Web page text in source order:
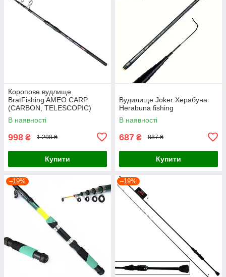
Коропове вудлище
BratFishing AMEO CARP
(CARBON, TELESCOPIC)
3.00 m / 120-220 g.
В наявності
998 ₴ 1 298 ₴
Купити
Вудилище Joker Херабуна
Herabuna fishing
В наявності
687 ₴ 887 ₴
Купити
–19% –19%